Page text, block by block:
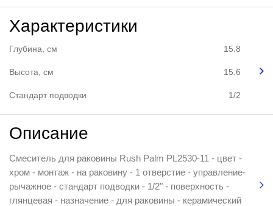
Характеристики
Глубина, см 15.8
Высота, см 15.6
Стандарт подводки 1/2
Описание
Смеситель для раковины Rush Palm PL2530-11 - цвет -
хром - монтаж - на раковину - 1 отверстие - управление-
рычажное - стандарт подводки - 1/2" - поверхность -
глянцевая - назначение - для раковины - керамический